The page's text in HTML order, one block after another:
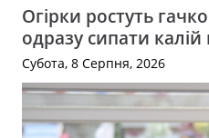
Огірки ростуть
одразу сипати калій
Субота, 8 Серпня, 2026